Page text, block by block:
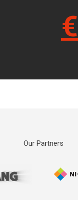
€
Our Partners